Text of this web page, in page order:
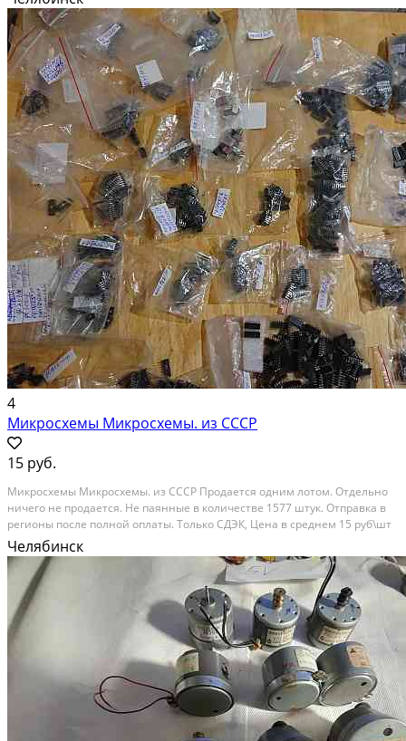
Продаётся одним лотом : Цена...
4
Микросхемы Микросхемы. из СССР
15 руб.
Микросхемы Микросхемы. из СССР Продается одним лотом. Отдельно
ничего не продается. Не паянные в количестве 1577 штук. Отправка в
регионы после полной оплаты. Только СДЭК, Цена в среднем 15 руб\шт
умножаем на 1577 шт Получаем стоимость всех микросхем. +В подарок
мешочек выпаянных с разной...
Челябинск